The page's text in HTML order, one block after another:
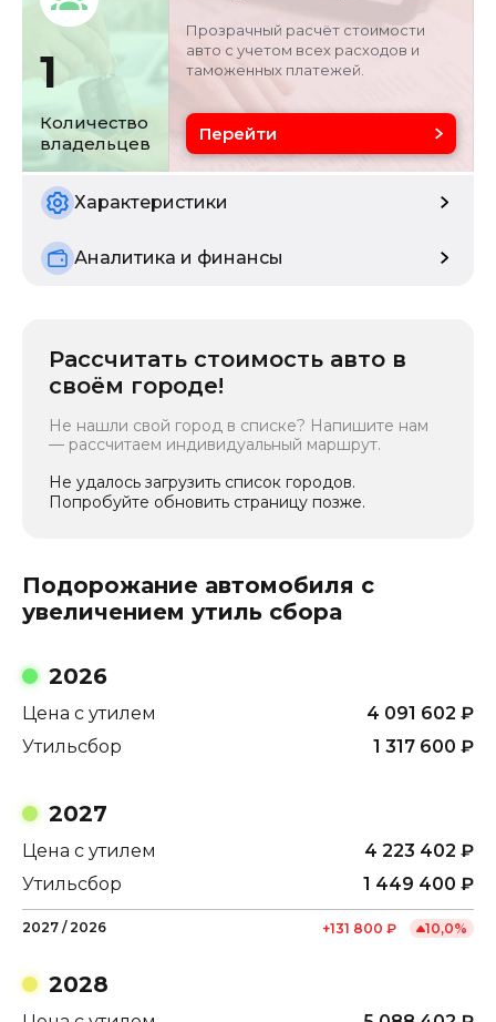
LDP95G961RE30551
Цвет
белый б/у
Расчетная мощность
90 кВ
1
Количество
владельцев
Прозрачный расчёт стоимости
авто с учетом всех расходов и
таможенных платежей.
Перейти
Характеристики
Аналитика и финансы
Рассчитать стоимость авто в
своём городе!
Не нашли свой город в списке? Напишите нам
— рассчитаем индивидуальный маршрут.
Не удалось загрузить список городов.
Попробуйте обновить страницу позже.
Подорожание автомобиля с
увеличением утиль сбора
2026
Цена с утилем 4 091 602 ₽
Утильсбор
1 317 600 ₽
2027
Цена с утилем 4 223 402 ₽
Утильсбор
1 449 400 ₽
2027 / 2026 +131 800 ₽ 10,0%
2028